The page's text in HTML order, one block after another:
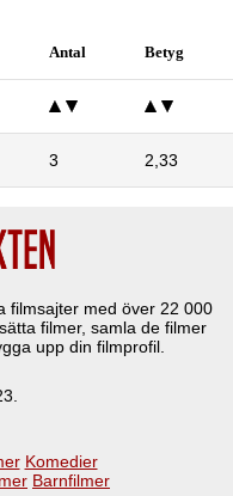
Antal Betyg
3 2,33
filmsajter med över 22 000
filmer, samla de filmer
upp din filmprofil.
Komedier
Barnfilmer